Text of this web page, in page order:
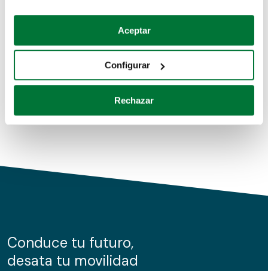
Si lo permite, también quisiéramos:
Recopilar información sobre su ubicación geográfica
Identificar su dispositivo analizándolo activamente
para buscar características específicas (huellas
Obtenga más información sobre cómo se procesan sus
de cookies.
información sobre el uso que haga del sitio web con
nuestros partners de redes sociales, publicidad y análisis
Aceptar
Configurar
Rechazar
Coches de segunda mano
Coches de km0
Conduce tu futuro,
desata tu movilidad